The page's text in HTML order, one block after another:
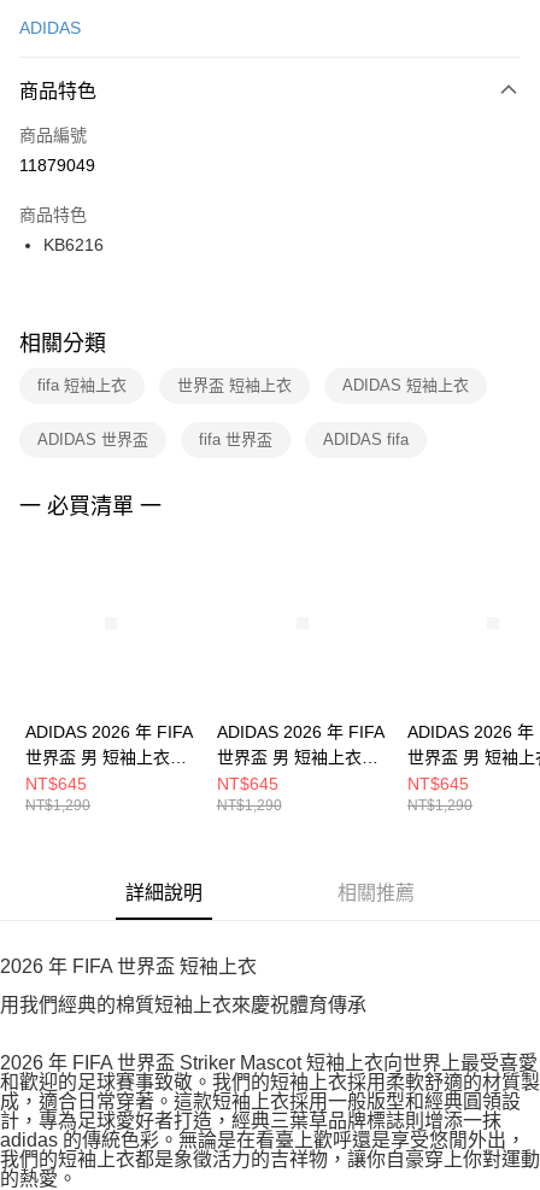
便利好安心！
３．安心：先確認商品／服務後，再付款。
【「AFTEE先享後付」結帳流程】
１．於結帳方式選擇「AFTEE先享後付」後，將跳轉至「AFTEE先享後付」
２．訂單成立數日內，您將收到繳費通知簡訊。
３．收到繳費通知簡訊後14天內，點擊此簡訊中的連結，可透過四大超商／
ATM／網路銀行／等多元方式進行付款，方視為交易完成。
※ 交易是否成功請以「AFTEE先享後付 」之結帳頁面顯示為準，若有關於
是否繳費成功／繳費後需取消欲退款等相關疑問，請聯繫「AFTEE先享後付
客戶支援中心」
https://netprotections.freshdesk.com/support/home
１．透過由恩沛科技股份有限公司提供之「AFTEE先享後付」服務完成之交
２．關於個人資料處理事宜，請瀏覽以下網址：
運送方式
每筆NT$100，滿NT$1,500(含以上)免運費
宅配
每筆NT$100，滿NT$1,500(含以上)免運費
付款後門市自取
每筆NT$100，滿NT$1,500(含以上)免運費
ADIDAS
商品特色
商品編號
11879049
商品特色
KB6216
相關分類
fifa 短袖上衣 世界盃 短袖上衣 ADIDAS 短袖上衣
ADIDAS 世界盃 fifa 世界盃 ADIDAS fifa
一 必買清單 一
ADIDAS 2026 年 FIFA
世界盃 男 短袖上衣
KE2037
NT$645
NT$1,290
ADIDAS 2026 年 FIFA
世界盃 男 短袖上衣
KC3833
NT$645
NT$1,290
ADIDAS 2026 年
世界盃 男 短袖上
KE2038
NT$645
NT$1,290
詳細說明 相關推薦
2026 年 FIFA 世界盃 短袖上衣
用我們經典的棉質短袖上衣來慶祝體育傳承
2026 年 FIFA 世界盃 Striker Mascot 短袖上衣向世界上最受喜愛
和歡迎的足球賽事致敬。我們的短袖上衣採用柔軟舒適的材質製
成，適合日常穿著。這款短袖上衣採用一般版型和經典圓領設
計，專為足球愛好者打造，經典三葉草品牌標誌則增添一抹
adidas 的傳統色彩。無論是在看臺上歡呼還是享受悠閒外出，
我們的短袖上衣都是象徵活力的吉祥物，讓你自豪穿上你對運動
的熱愛。